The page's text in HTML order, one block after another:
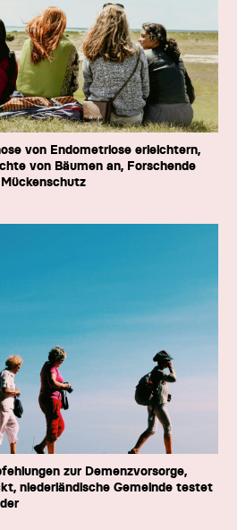
von Endometriose erleichtern,
von Bäumen an, Forschende
zur Demenzvorsorge,
niederländische Gemeinde testet